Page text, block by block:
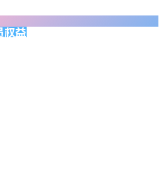
权益